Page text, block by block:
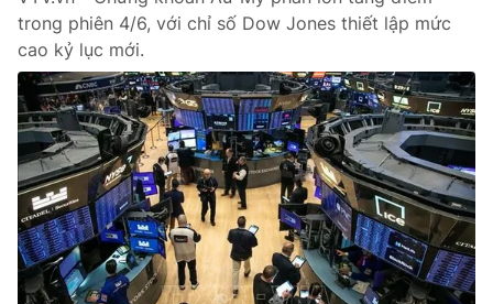
trong phiên 4/6, với chỉ số Dow Jones thiết lập mức
cao kỷ lục mới.